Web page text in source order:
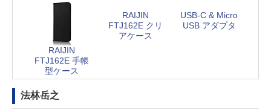
RAIJIN
FTJ162E 手帳
型ケース
RAIJIN
FTJ162E クリ
アケース
USB-C & Micro
USB アダプタ
法林岳之